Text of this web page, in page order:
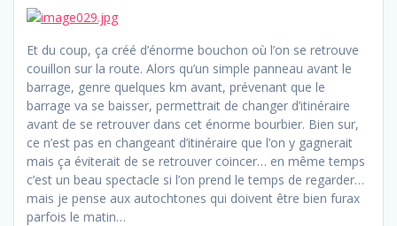
Et du coup, ça créé d’énorme bouchon où l’on se retrouve
couillon sur la route. Alors qu’un simple panneau avant le
barrage, genre quelques km avant, prévenant que le
barrage va se baisser, permettrait de changer d’itinéraire
avant de se retrouver dans cet énorme bourbier. Bien sur,
ce n’est pas en changeant d’itinéraire que l’on y gagnerait
mais ça éviterait de se retrouver coincer… en même temps
c’est un beau spectacle si l’on prend le temps de regarder…
mais je pense aux autochtones qui doivent être bien furax
parfois le matin…